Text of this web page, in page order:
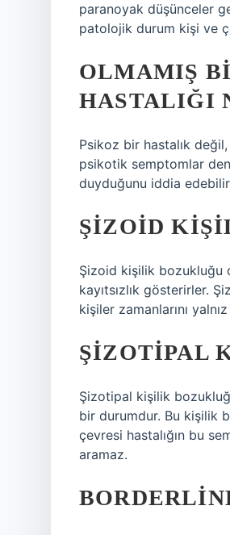
paranoyak düşünceler
patolojik durum kişi ve
OLMAMIŞ
HASTALIĞI
Psikoz bir hastalık
psikotik semptomlar
duyduğunu iddia
ŞIZOID
Şizoid kişilik bozukluğu
kayıtsızlık gösterirler.
kişiler zamanlarını
ŞIZOTIPAL
Şizotipal kişilik
bir durumdur. Bu kişilik
çevresi hastalığın bu
aramaz.